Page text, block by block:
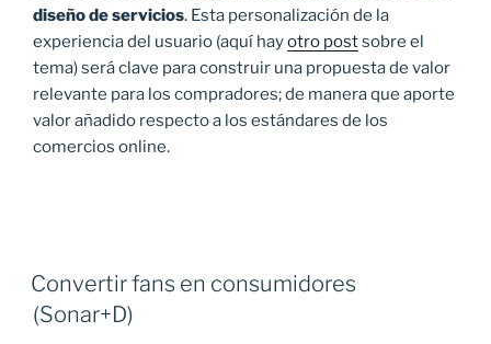
diseño de servicios. Esta personalización de la
experiencia del usuario (aquí hayotro postsobre el
tema) será clave para construir una propuesta de valor
relevante para los compradores; de manera que aporte
valor añadido respecto a los estándares de los
comercios online.
Convertir fans en consumidores
(Sonar+D)